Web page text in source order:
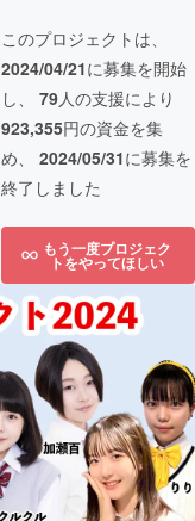
このプロジェクトは、
2024/04/21に募集を開始
し、 79人の支援により
923,355円の資金を集
め、 2024/05/31に募集を
終了しました
もう一度プロジェク
トをやってほしい